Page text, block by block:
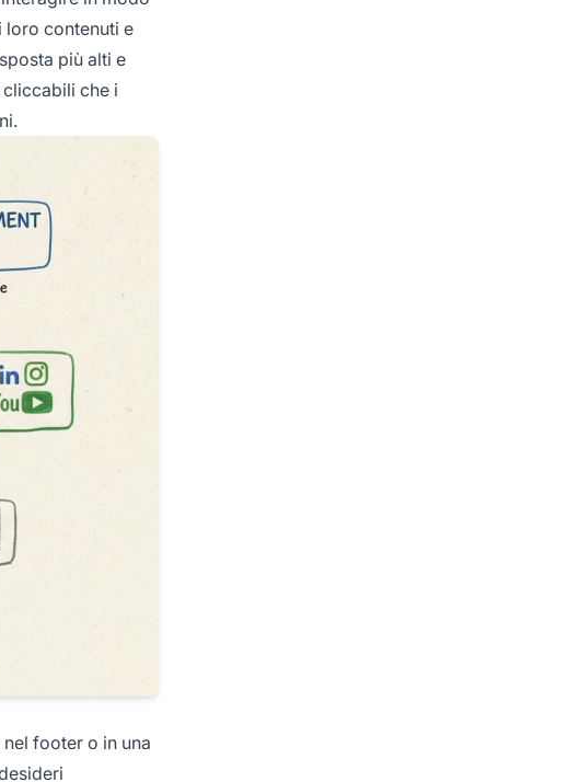
contenuti e
più alti e
che i
footer o in una